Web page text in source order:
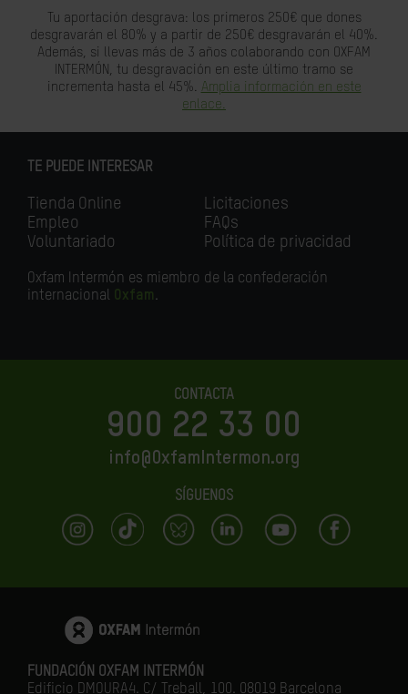
Tu aportación desgrava: los primeros 250€ que dones
desgravarán el 80% y a partir de 250€ desgravarán el 40%.
Además, si llevas más de 3 años colaborando con OXFAM
INTERMÓN, tu desgravación en este último tramo se
incrementa hasta el 45%. Amplia información en este
enlace.
TE PUEDE INTERESAR
Tienda Online
Empleo
Voluntariado
Licitaciones
FAQs
Política de privacidad
Oxfam Intermón es miembro de la confederación
internacional Oxfam.
CONTACTA
900 22 33 00
info@OxfamIntermon.org
SÍGUENOS
FUNDACIÓN OXFAM INTERMÓN
Edificio DMOURA4. C/ Treball, 100. 08019 Barcelona